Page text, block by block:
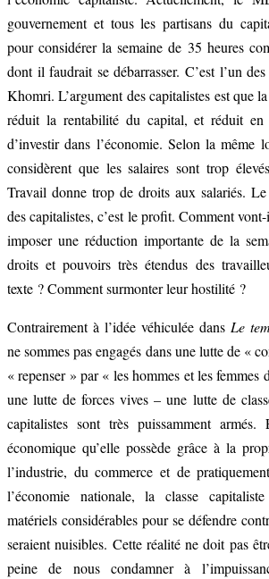
gouvernement et tous les partisans du
pour considérer la semaine de 35 heures
dont il faudrait se débarrasser. C’est l’un
Khomri. L’argument des capitalistes est que
réduit la rentabilité du capital, et réduit en
d’investir dans l’économie. Selon la même
considèrent que les salaires sont trop
Travail donne trop de droits aux salariés.
des capitalistes, c’est le profit. Comment
imposer une réduction importante de la
droits et pouvoirs très étendus des
texte ? Comment surmonter leur hostilité ?
Contrairement à l’idée véhiculée dans Le
ne sommes pas engagés dans une lutte de «
« repenser » par « les hommes et les femmes
une lutte de forces vives – une lutte de
capitalistes sont très puissamment
économique qu’elle possède grâce à la
l’industrie, du commerce et de
l’économie nationale, la classe
matériels considérables pour se défendre
seraient nuisibles. Cette réalité ne doit pas
peine de nous condamner à